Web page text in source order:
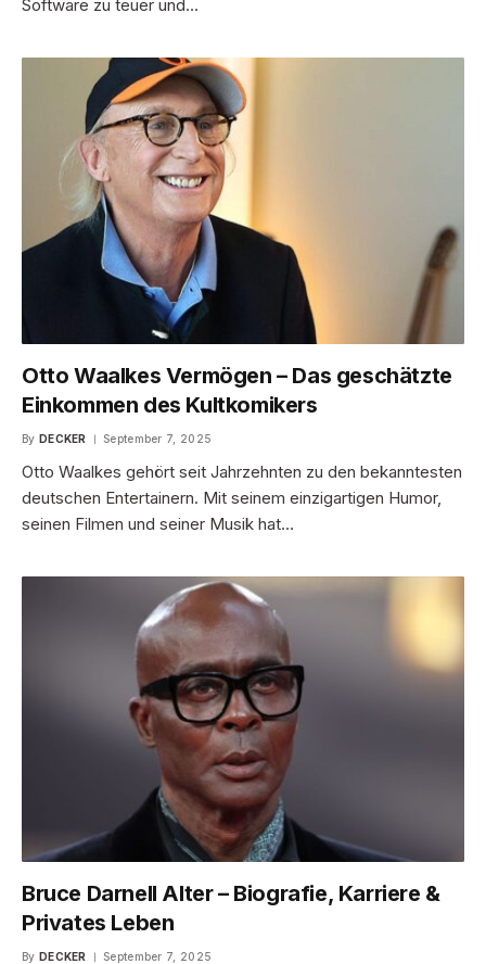
Software zu teuer und…
Otto Waalkes Vermögen – Das geschätzte
Einkommen des Kultkomikers
By DECKER September 7, 2025
Otto Waalkes gehört seit Jahrzehnten zu den bekanntesten
deutschen Entertainern. Mit seinem einzigartigen Humor,
seinen Filmen und seiner Musik hat…
Bruce Darnell Alter – Biografie, Karriere &
Privates Leben
By DECKER September 7, 2025